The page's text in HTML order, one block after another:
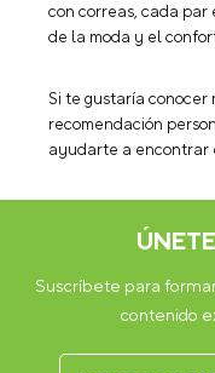
con correas, cada
de la moda y el
Si te gustaría conocer
recomendación
ayudarte a encontrar
Suscríbete para
contenido